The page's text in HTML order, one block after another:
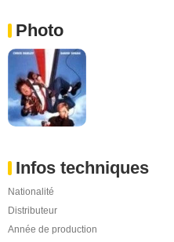
Photo
Infos techniques
Nationalité
Distributeur
Année de production